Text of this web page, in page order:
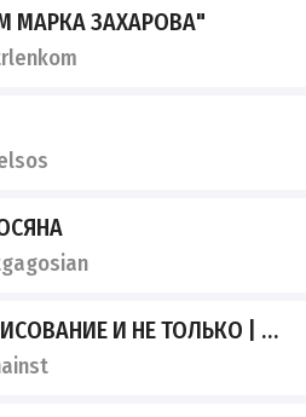
МАРКА ЗАХАРОВА"
И НЕ ТОЛЬКО | ИВУШКИНА ЯНА